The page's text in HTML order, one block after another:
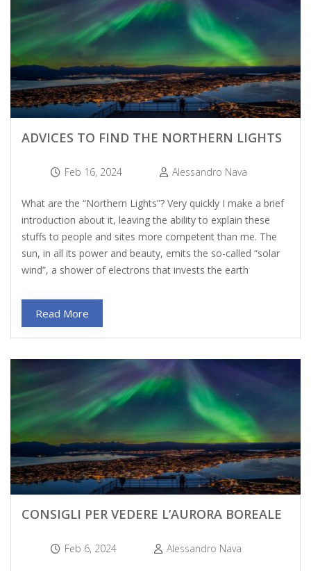
ADVICES TO FIND THE NORTHERN LIGHTS
Feb 16, 2024 Alessandro Nava
What are the “Northern Lights”? Very quickly I make a brief
introduction about it, leaving the ability to explain these
stuffs to people and sites more competent than me. The
sun, in all its power and beauty, emits the so-called “solar
wind”, a shower of electrons that invests the earth
Read More
CONSIGLI PER VEDERE L’AURORA BOREALE
Feb 6, 2024 Alessandro Nava